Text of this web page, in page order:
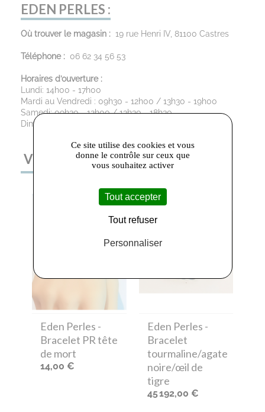
EDEN PERLES :
Où trouver le magasin : 19 rue Henri IV, 81100 Castres
Téléphone : 06 62 34 56 53
Horaires d’ouverture :
Lundi: 14h00 - 17h00
Mardi au Vendredi : 09h30 - 12h00 / 13h30 - 19h00
Samedi: 09h30 - 12h00 / 13h30 - 18h30
Dimanche : Fermé
VOUS AIMEREZ AUSSI
Eden Perles -
Bracelet PR tête
de mort
14,00 €
Eden Perles -
Bracelet
tourmaline/agate
noire/œil de
tigre
45 192,00 €
Ce site utilise des cookies et vous
donne le contrôle sur ceux que
vous souhaitez activer
Tout accepter
Tout refuser
Personnaliser